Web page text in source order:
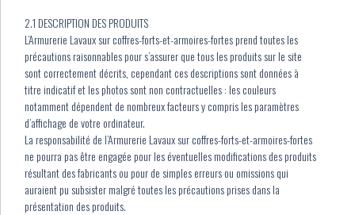
2.1 DESCRIPTION DES PRODUITS
L’Armurerie Lavaux sur coffres-forts-et-armoires-fortes prend toutes les
précautions raisonnables pour s’assurer que tous les produits sur le site
sont correctement décrits, cependant ces descriptions sont données à
titre indicatif et les photos sont non contractuelles : les couleurs
notamment dépendent de nombreux facteurs y compris les paramètres
d’affichage de votre ordinateur.
La responsabilité de l’Armurerie Lavaux sur coffres-forts-et-armoires-fortes
ne pourra pas être engagée pour les éventuelles modifications des produits
résultant des fabricants ou pour de simples erreurs ou omissions qui
auraient pu subsister malgré toutes les précautions prises dans la
présentation des produits.